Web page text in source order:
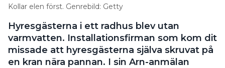
Lediga jobb
Annonsera
Läs E-tidningen
Kollar elen först. Genrebild: Getty
Hyresgästerna i ett radhus blev utan
varmvatten. Installationsfirman som kom dit
missade att hyresgästerna själva skruvat på
en kran nära pannan. I sin Arn-anmälan